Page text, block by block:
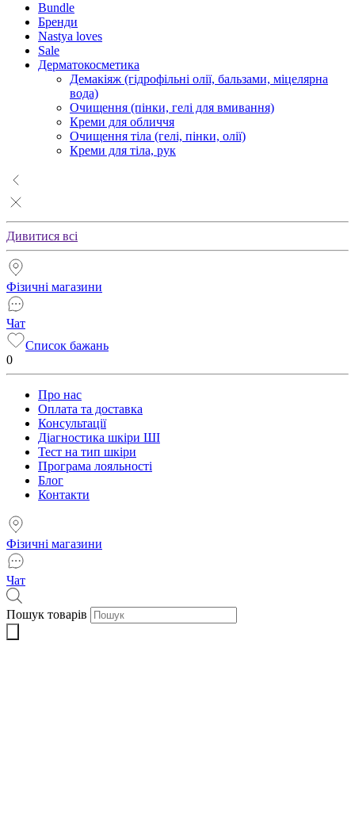
Bundle
Бренди
Nastya loves
Sale
Дерматокосметика
Демакіяж (гідрофільні олії, бальзами, міцелярна
вода)
Очищення (пінки, гелі для вмивання)
Креми для обличчя
Очищення тіла (гелі, пінки, олії)
Креми для тіла, рук
Дивитися всі
Фізичні магазини
Чат
Список бажань
0
Про нас
Оплата та доставка
Консультації
Діагностика шкіри ШІ
Тест на тип шкіри
Програма лояльності
Блог
Контакти
Фізичні магазини
Чат
Пошук товарів